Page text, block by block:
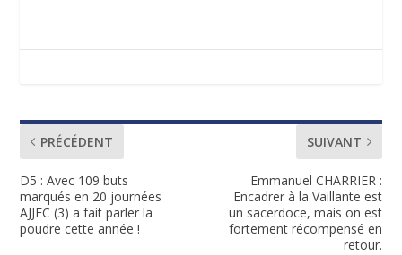
PRÉCÉDENT
D5 : Avec 109 buts
marqués en 20 journées
AJJFC (3) a fait parler la
poudre cette année !
SUIVANT
Emmanuel CHARRIER :
Encadrer à la Vaillante est
un sacerdoce, mais on est
fortement récompensé en
retour.